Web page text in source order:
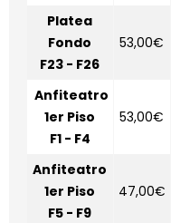
Platea
Fondo
F23 - F26
53,00€
Anfiteatro
1er Piso
F1 - F4
53,00€
Anfiteatro
1er Piso
F5 - F9
47,00€